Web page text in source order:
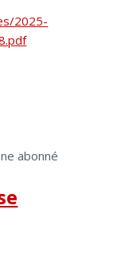
2025-
abonné